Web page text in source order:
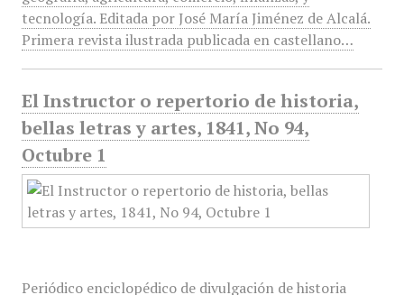
tecnología. Editada por José María Jiménez de Alcalá.
Primera revista ilustrada publicada en castellano…
El Instructor o repertorio de historia,
bellas letras y artes, 1841, No 94,
Octubre 1
Periódico enciclopédico de divulgación de historia